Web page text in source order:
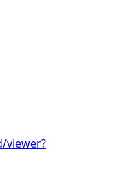
viewer?